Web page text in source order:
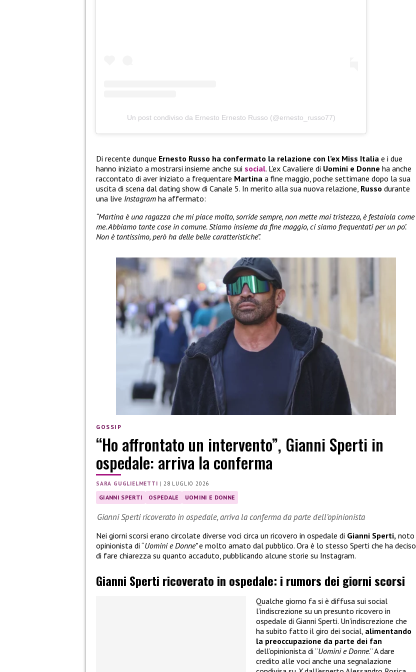
Un post condiviso da Ernesto Ernesto Russo (@ernesto_russo77)
Di recente dunque Ernesto Russo ha confermato la relazione con l’ex Miss Italia e i due
hanno iniziato a mostrarsi insieme anche sui social. L’ex Cavaliere di Uomini e Donne ha anche
raccontato di aver iniziato a frequentare Martina a fine maggio, poche settimane dopo la sua
uscita di scena dal dating show di Canale 5. In merito alla sua nuova relazione, Russo durante
una live Instagram ha affermato:
“Martina è una ragazza che mi piace molto, sorride sempre, non mette mai tristezza, è festaiola come
me. Abbiamo tante cose in comune. Stiamo insieme da fine maggio, ci siamo frequentati per un po’.
Non è tantissimo, però ha delle belle caratteristiche”.
GOSSIP
“Ho affrontato un intervento”, Gianni Sperti in
ospedale: arriva la conferma
SARA GUGLIELMETTI | 28 LUGLIO 2026
GIANNI SPERTI OSPEDALE UOMINI E DONNE
Gianni Sperti ricoverato in ospedale, arriva la conferma da parte dell’opinionista
Nei giorni scorsi erano circolate diverse voci circa un ricovero in ospedale di Gianni Sperti, noto
opinionista di “Uomini e Donne”e molto amato dal pubblico. Ora è lo stesso Sperti che ha deciso
di fare chiarezza su quanto accaduto, pubblicando alcune storie su Instagram.
Gianni Sperti ricoverato in ospedale: i rumors dei giorni scorsi
Qualche giorno fa si è diffusa sui social
l’indiscrezione su un presunto ricovero in
ospedale di Gianni Sperti. Un’indiscrezione che
ha subito fatto il giro dei social, alimentando
la preoccupazione da parte dei fan
dell’opinionista di “Uomini e Donne.” A dare
credito alle voci anche una segnalazione